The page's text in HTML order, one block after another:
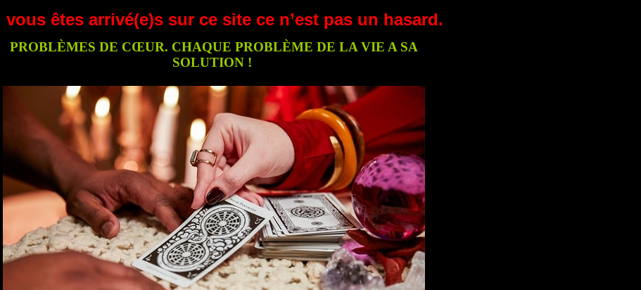
vous êtes arrivé(e)s sur ce site ce n’est pas un hasard.
PROBLÈMES DE CŒUR. CHAQUE PROBLÈME DE LA VIE A SA
SOLUTION !